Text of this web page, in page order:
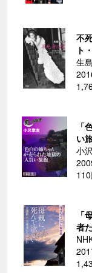
不
ト
生
「
い
小
110
「
者